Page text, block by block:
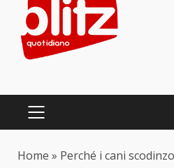
content
PRIMARY
Home » Perché i cani